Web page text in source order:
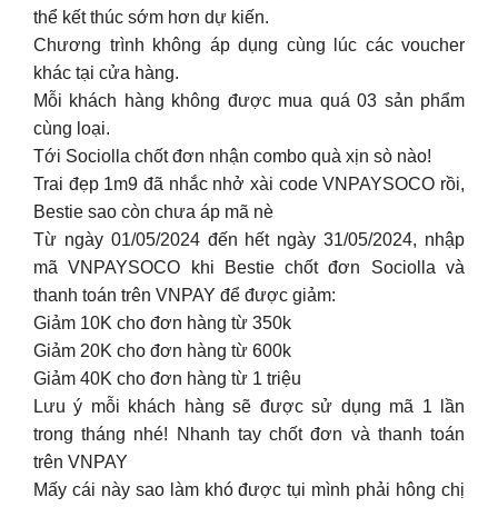
thể kết thúc sớm hơn dự kiến.
Chương trình không áp dụng cùng lúc các voucher
khác tại cửa hàng.
Mỗi khách hàng không được mua quá 03 sản phẩm
cùng loại.
Tới Sociolla chốt đơn nhận combo quà xịn sò nào!
Trai đẹp 1m9 đã nhắc nhở xài code VNPAYSOCO rồi,
Bestie sao còn chưa áp mã nè
Từ ngày 01/05/2024 đến hết ngày 31/05/2024, nhập
mã VNPAYSOCO khi Bestie chốt đơn Sociolla và
thanh toán trên VNPAY để được giảm:
Giảm 10K cho đơn hàng từ 350k
Giảm 20K cho đơn hàng từ 600k
Giảm 40K cho đơn hàng từ 1 triệu
Lưu ý mỗi khách hàng sẽ được sử dụng mã 1 lần
trong tháng nhé! Nhanh tay chốt đơn và thanh toán
trên VNPAY
Mấy cái này sao làm khó được tụi mình phải hông chị